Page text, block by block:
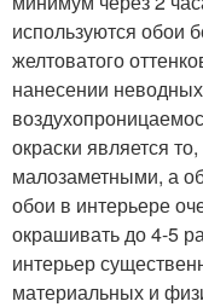
используются обои
желтоватого
нанесении
окраски является
малозаметными, а
обои в интерьере
окрашивать до 4-5
интерьер
материальных и